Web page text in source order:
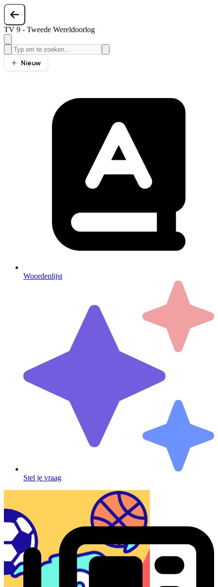
TV 9 - Tweede Wereldoorlog
Nieuw
Woordenlijst
Stel je vraag